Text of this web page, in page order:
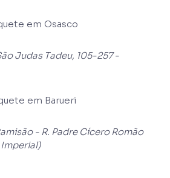
em Osasco
Judas Tadeu, 105-257 -
em Barueri
- R. Padre Cícero Romão
Imperial)